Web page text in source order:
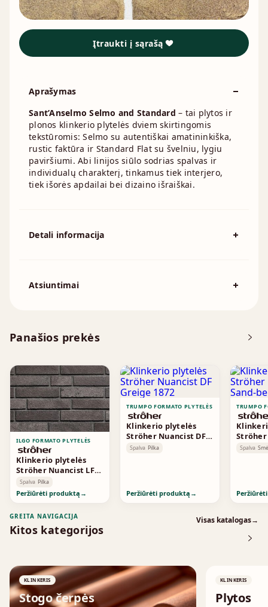
Panašios prekės
ILGO FORMATO PLYTELĖS
Klinkerio plytelės
Ströher Nuancist LF
Grey-Brown 1841
Spalva Pilka
Peržiūrėti produktą →
TRUMPO FORMATO PLYTELĖS
Klinkerio plytelės
Ströher Nuancist DF
Greige 1872
Spalva Pilka
Peržiūrėti produktą →
TRUMPO
Ströher
Sand-
Spalva
Įtraukti į sąrašą
Aprašymas
Sant’Anselmo Selmo and Standard – tai plytos ir
plonos klinkerio plytelės dviem skirtingomis
tekstūromis: Selmo su autentiškai amatininkiška,
rustic faktūra ir Standard Flat su švelniu, lygiu
paviršiumi. Abi linijos siūlo sodrias spalvas ir
individualų charakterį, tinkamus tiek interjero,
tiek išorės apdailai bei dizaino išraiškai.
Detali informacija
Išmatavimai
Atsiuntimai
GREITA NAVIGACIJA
Kitos kategorijos
Visas katalogas→
KLINKERIS
Stogo čerpės
KLINKERIS
Plytos